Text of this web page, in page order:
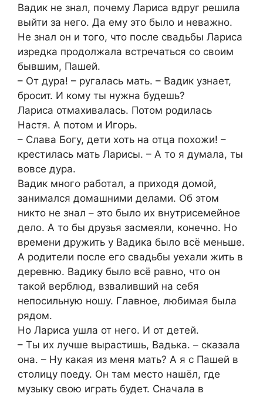
Вадик не знал, почему Лариса вдруг решила
выйти за него. Да ему это было и неважно.
Не знал он и того, что после свадьбы Лариса
изредка продолжала встречаться со своим
бывшим, Пашей.
– От дура! – ругалась мать. – Вадик узнает,
бросит. И кому ты нужна будешь?
Лариса отмахивалась. Потом родилась
Настя. А потом и Игорь.
– Слава Богу, дети хоть на отца похожи! –
крестилась мать Ларисы. – А то я думала, ты
вовсе дура.
Вадик много работал, а приходя домой,
занимался домашними делами. Об этом
никто не знал – это было их внутрисемейное
дело. А то бы друзья засмеяли, конечно. Но
времени дружить у Вадика было всё меньше.
А родители после его свадьбы уехали жить в
деревню. Вадику было всё равно, что он
такой верблюд, взваливший на себя
непосильную ношу. Главное, любимая была
рядом.
Но Лариса ушла от него. И от детей.
– Ты их лучше вырастишь, Вадька. – сказала
она. – Ну какая из меня мать? А я с Пашей в
столицу поеду. Он там место нашёл, где
музыку свою играть будет. Сначала в